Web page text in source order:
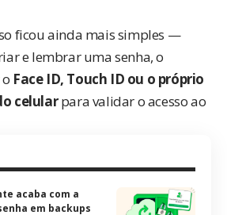
ficou ainda mais simples —
e lembrar uma senha, o
Face ID, Touch ID ou o próprio
celularpara validar o acesso ao
acaba com a
em backups